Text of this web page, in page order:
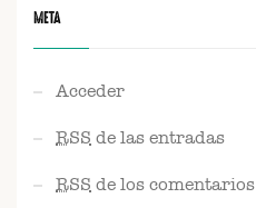
META
Acceder
RSS de las entradas
RSS de los comentarios